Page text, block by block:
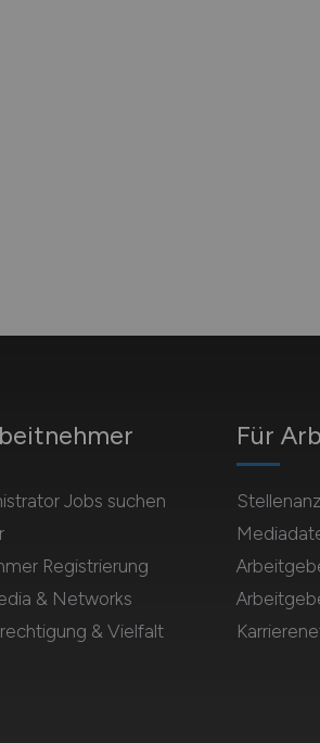
Jobs suchen
Registrierung
& Networks
& Vielfalt
Für